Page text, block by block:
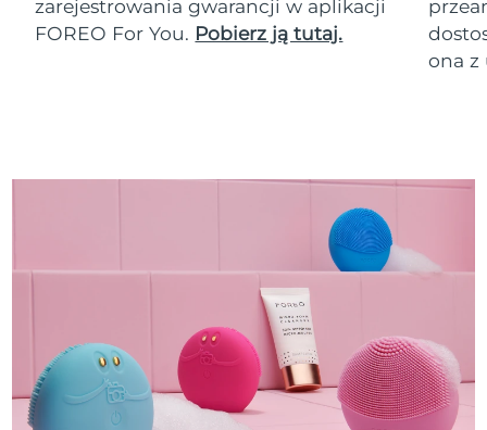
zarejestrowania gwarancji w aplikacji
FOREO For You. Pobierz ją tutaj.
ona z